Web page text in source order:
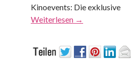
Kinoevents: Die exklusive
Weiterlesen →